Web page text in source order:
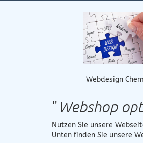
Webdesign
"Webshop
Nutzen Sie unsere
Unten finden Sie unsere